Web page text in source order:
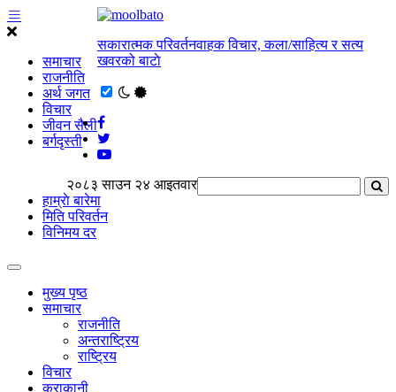
समाचार
राजनीति
अर्थ जगत
विचार
जीवन सैली
बर्गदृस्ती
सकारात्मक परिवर्तनवाहक विचार, कला/साहित्य र सत्य
खवरको बाटाे
२०८३ साउन २४ आइतवार
हाम्राे बारेमा
मिति परिवर्तन
विनिमय दर
मुख्य पृष्ठ
समाचार
राजनीति
अन्तराष्ट्रिय
राष्ट्रिय
विचार
कुराकानी